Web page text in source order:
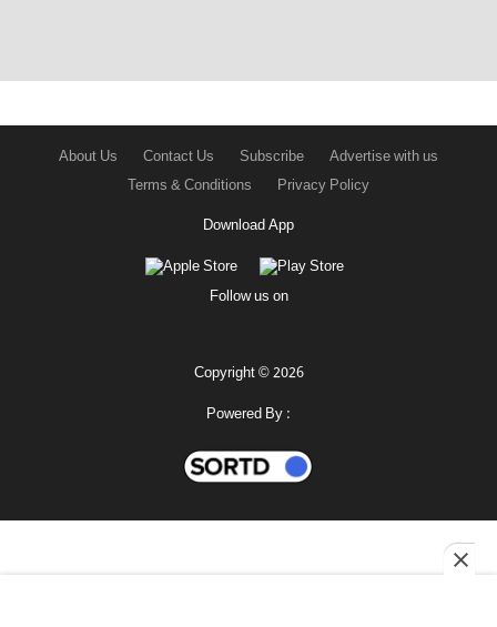
About Us Contact Us Subscribe
Advertise with us
Terms & Conditions
Privacy Policy
Download App
Follow us on
Copyright © 2026
Powered By :